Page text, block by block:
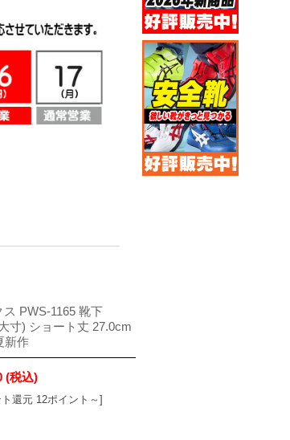
PWS-1165 靴下
寸) ショート丈 27.0cm
新作
(税込)
還元 12ポイント～]